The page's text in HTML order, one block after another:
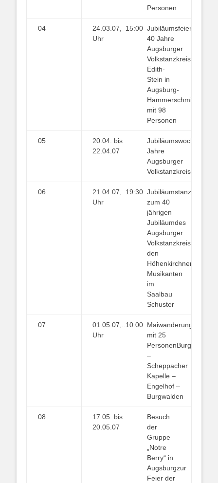
Personen
04
24.03.07, 15:00
Uhr
Jubiläumsfeier
40 Jahre
Augsburger
Edith-
Stein in
Augsburg-
Hammerschmiede
mit 98
Personen
05
20.04. bis
22.04.07
Jahre
Augsburger
Volkstanzkreis
06
21.04.07, 19:30
Uhr
Jubiläumstanzfest
zum 40
jährigen
Jubiläumdes
Augsburger
Volkstanzkreisesmit
den
Höhenkirchner
Musikanten
im
Saalbau
Schuster
07
01.05.07,..10:00
Uhr
Maiwanderung
mit 25
PersonenBurgwalden
–
Scheppacher
Kapelle –
Engelhof –
Burgwalden
08
17.05. bis
20.05.07
Besuch
der
Gruppe
„Notre
Berry“ in
Augsburgzur
Feier der